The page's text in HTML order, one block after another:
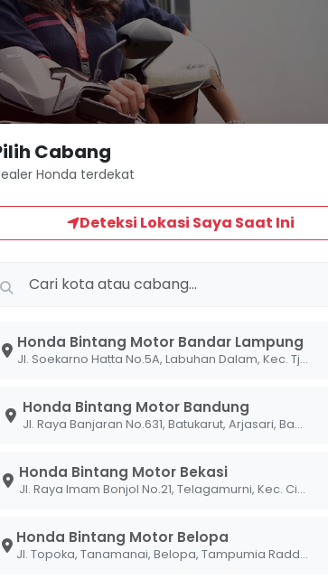
Cabang
Honda terdekat
Deteksi Lokasi Saya Saat Ini
Honda Bintang Motor Bandar Lampung
Jl. Soekarno Hatta No.5A, Labuhan Dalam, Kec. Tj. Senang, Kota Bandar Lampung, Lampung 35141
Honda Bintang Motor Bandung
Jl. Raya Banjaran No.631, Batukarut, Arjasari, Bandung, Jawa Barat 40379
Honda Bintang Motor Bekasi
Jl. Raya Imam Bonjol No.21, Telagamurni, Kec. Cikarang Barat, Bekasi Jawa Barat 17530.
Honda Bintang Motor Belopa
Jl. Topoka, Tanamanai, Belopa, Tampumia Radda, Belopa, Kabupaten Luwu, Sulawesi Selatan 91994
untuk aktivitas harian adalah topik
di Bintang Motor. Sebagai tim ahli
updan kalibrasi sistem PGM-FI, kami
dirancang untuk efisiensi maksimal,
tetap menjadi penentu utama konsumsi
bahwa dengan menerapkan
tetap dalam kondisi prima, Sobi (Sobat
yang signifikan. Di diler Bintang
teknis agar motor kesayangan Sobi tetap